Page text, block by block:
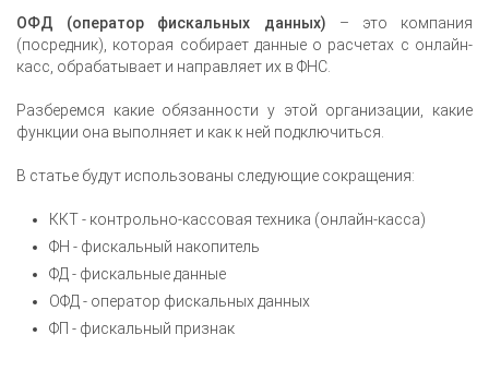
ОФД (оператор фискальных данных) – это компания
(посредник), которая собирает данные о расчетах с онлайн-
касс, обрабатывает и направляет их в ФНС.
Разберемся какие обязанности у этой организации, какие
функции она выполняет и как к ней подключиться.
В статье будут использованы следующие сокращения:
ККТ - контрольно-кассовая техника (онлайн-касса)
ФН - фискальный накопитель
ФД - фискальные данные
ОФД - оператор фискальных данных
ФП - фискальный признак